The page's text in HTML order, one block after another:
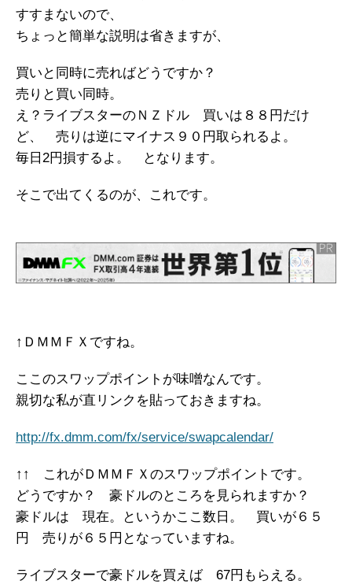
すすまないので、
ちょっと簡単な説明は省きますが、
買いと同時に売ればどうですか？
売りと買い同時。
え？ライブスターのＮＺドル 買いは８８円だけ
ど、 売りは逆にマイナス９０円取られるよ。
毎日2円損するよ。 となります。
そこで出てくるのが、これです。
↑ＤＭＭＦＸですね。
ここのスワップポイントが味噌なんです。
親切な私が直リンクを貼っておきますね。
http://fx.dmm.com/fx/service/swapcalendar/
↑↑ これがＤＭＭＦＸのスワップポイントです。
どうですか？ 豪ドルのところを見られますか？
豪ドルは 現在。というかここ数日。 買いが６５
円 売りが６５円となっていますね。
ライブスターで豪ドルを買えば 67円もらえる。